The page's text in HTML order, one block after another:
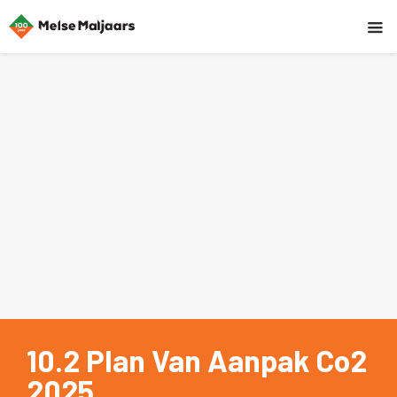
10.2 Plan Van Aanpak Co2